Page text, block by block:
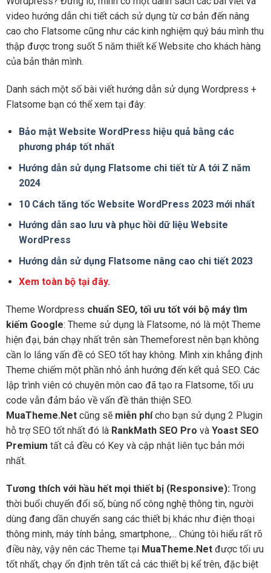
video hướng dẫn chi tiết cách sử dụng từ cơ bản đến nâng
cao cho Flatsome cũng như các kinh nghiệm quý báu mình thu
thập được trong suốt 5 năm thiết kế Website cho khách hàng
của bản thân mình.
Danh sách một số bài viết hướng dẫn sử dụng Wordpress +
Flatsome bạn có thể xem tại đây:
Bảo mật Website WordPress hiệu quả bằng các
phương pháp tốt nhất
Hướng dẫn sử dụng Flatsome chi tiết từ A tới Z năm
2024
10 Cách tăng tốc Website WordPress 2023 mới nhất
Hướng dẫn sao lưu và phục hồi dữ liệu Website
WordPress
Hướng dẫn sử dụng Flatsome nâng cao chi tiết 2023
Xem toàn bộ tại đây.
Theme Wordpress chuẩn SEO, tối ưu tốt với bộ máy tìm
kiếm Google: Theme sử dụng là Flatsome, nó là một Theme
hiện đại, bán chạy nhất trên sàn Themeforest nên bạn không
cần lo lắng vấn đề có SEO tốt hay không. Mình xin khẳng định
Theme chiếm một phần nhỏ ảnh hướng đến kết quả SEO. Các
lập trình viên có chuyên môn cao đã tạo ra Flatsome, tối ưu
code vẫn đảm bảo về vấn đề thân thiện SEO.
MuaTheme.Net cũng sẽ miễn phícho bạn sử dụng 2 Plugin
hỗ trợ SEO tốt nhất đó là RankMath SEO Pro và Yoast SEO
Premium tất cả đều có Key và cập nhật liên tục bản mới
nhất.
Tương thích với hầu hết mọi thiết bị (Responsive): Trong
thời buổi chuyển đổi số, bùng nổ công nghệ thông tin, người
dùng đang dần chuyển sang các thiết bị khác như điện thoại
thông minh, máy tính bảng, smartphone,... Chúng tôi hiểu rất rõ
điều này, vậy nên các Theme tại MuaTheme.Net được tối ưu
tốt nhất, chạy ổn định trên tất cả các thiết bị kể trên, đặc biệt